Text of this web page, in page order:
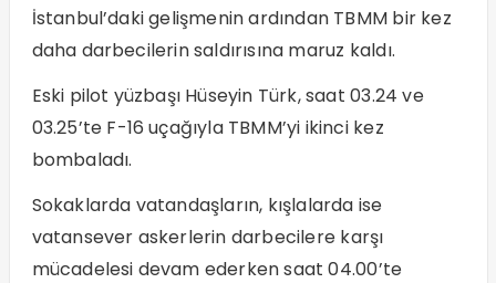
İstanbul’daki gelişmenin ardından TBMM bir kez
daha darbecilerin saldırısına maruz kaldı.
Eski pilot yüzbaşı Hüseyin Türk, saat 03.24 ve
03.25’te F-16 uçağıyla TBMM’yi ikinci kez
bombaladı.
Sokaklarda vatandaşların, kışlalarda ise
vatansever askerlerin darbecilere karşı
mücadelesi devam ederken saat 04.00’te